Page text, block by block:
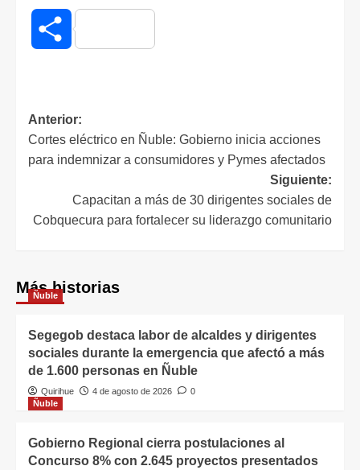
Compartir
Anterior:
Cortes eléctrico en Ñuble: Gobierno inicia acciones
para indemnizar a consumidores y Pymes afectados
Siguiente:
Capacitan a más de 30 dirigentes sociales de
Cobquecura para fortalecer su liderazgo comunitario
Más historias
Ñuble
Segegob destaca labor de alcaldes y dirigentes
sociales durante la emergencia que afectó a más
de 1.600 personas en Ñuble
Quirihue 4 de agosto de 2026
0
Ñuble
Gobierno Regional cierra postulaciones al
Concurso 8% con 2.645 proyectos presentados